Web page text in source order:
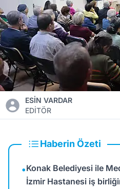
ESİN VARDAR
EDİTÖR
Haberin Özeti
•Konak Belediyesi ile
İzmir Hastanesi iş